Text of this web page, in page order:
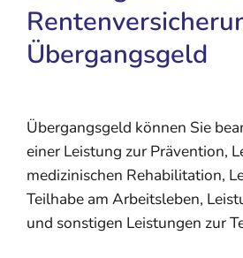
Übergangsgeld
Übergangsgeld können Sie
einer Leistung zur Prävention,
medizinischen Rehabilitation,
Teilhabe am Arbeitsleben,
und sonstigen Leistungen zur